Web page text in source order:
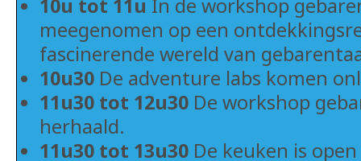
10u tot 11u In de workshop
meegenomen op een
fascinerende wereld van
10u30 De adventure labs komen
11u30 tot 12u30 De workshop
herhaald.
11u30 tot 13u30 De keuken is